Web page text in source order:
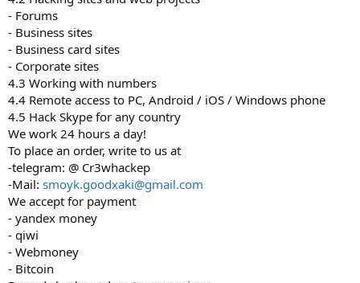
- Forums
- Business sites
- Business card sites
- Corporate sites
4.3 Working with numbers
4.4 Remote access to PC, Android / iOS / Windows phone
4.5 Hack Skype for any country
We work 24 hours a day!
To place an order, write to us at
-telegram: @ Cr3whackep
-Mail: smoyk.goodxaki@gmail.com
We accept for payment
- yandex money
- qiwi
- Webmoney
- Bitcoin